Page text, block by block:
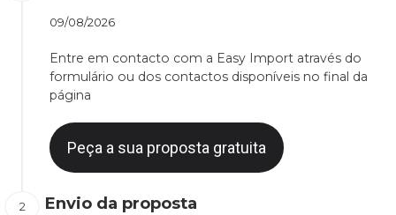
09/08/2026
Entre em contacto com a Easy Import através do
formulário ou dos contactos disponíveis no final da
página
Peça a sua proposta gratuita
Envio da proposta